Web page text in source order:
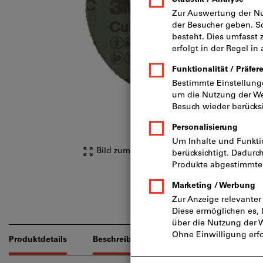
Bild zum Vergrößern anklicken
Produktdetails Beschreibung Downloads &